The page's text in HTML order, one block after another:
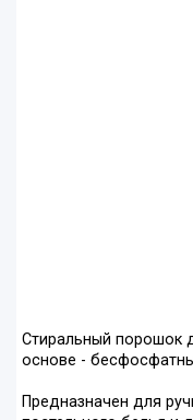
Стиральный порошок
основе -
Предназначен для